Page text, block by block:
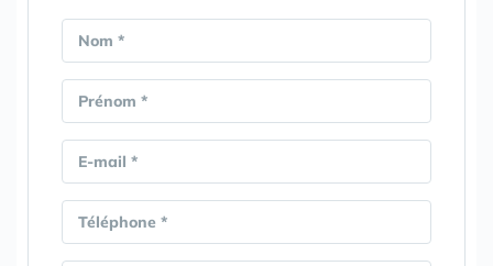
Nom *
Prénom *
E-mail *
Téléphone *